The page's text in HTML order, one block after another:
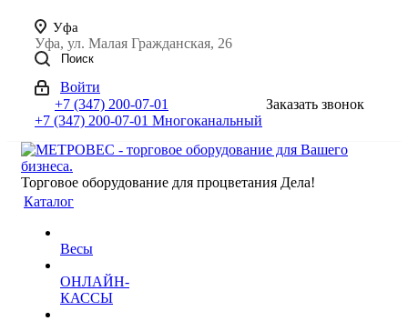
Уфа
Уфа, ул. Малая Гражданская, 26
Поиск
Войти
+7 (347) 200-07-01
+7 (347) 200-07-01 Многоканальный
Заказать звонок
Торговое оборудование для процветания Дела!
Каталог
Весы
ОНЛАЙН-
КАССЫ